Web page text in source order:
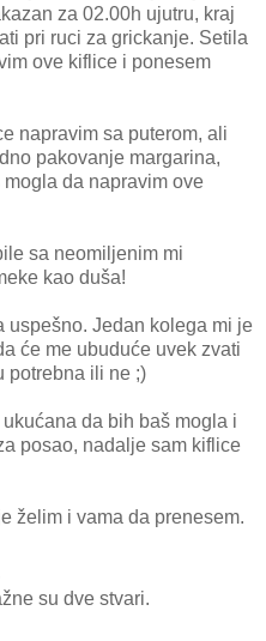
za 02.00h ujutru, kraj
pri ruci za grickanje. Setila
ove kiflice i ponesem
napravim sa puterom, ali
pakovanje margarina,
da napravim ove
sa neomiljenim mi
kao duša!
uspešno. Jedan kolega mi je
će me ubuduće uvek zvati
potrebna ili ne ;)
da bih baš mogla i
posao, nadalje sam kiflice
želim i vama da prenesem.
su dve stvari.